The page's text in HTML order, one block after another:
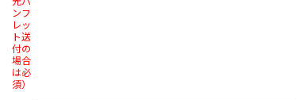
ンフ
レッ
ト送
付の
場合
は必
須）